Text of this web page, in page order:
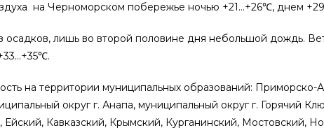
на Черноморском побережье ночью +21…+26℃, днем
осадков, лишь во второй половине дня небольшой дождь.
на территории муниципальных образований: Приморско-
округ г. Анапа, муниципальный округ г. Горячий
Кавказский, Крымский, Курганинский, Мостовский,